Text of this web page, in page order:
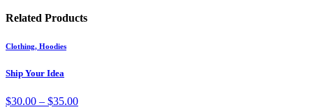
Related Products
Clothing, Hoodies
Ship Your Idea
$30.00 – $35.00Preisspanne: